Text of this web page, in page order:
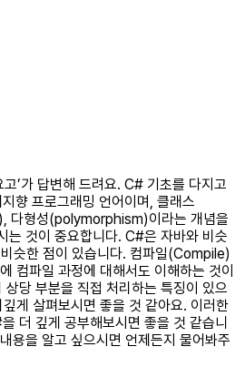
’가 답변해 드려요. C# 기초를 다지고
향 프로그래밍 언어이며, 클래스
형성(polymorphism)이라는 개념을
는 것이 중요합니다. C#은 자바와 비슷
슷한 점이 있습니다. 컴파일(Compile)
컴파일 과정에 대해서도 이해하는 것이
당 부분을 직접 처리하는 특징이 있으
게 살펴보시면 좋을 것 같아요. 이러한
더 깊게 공부해보시면 좋을 것 같습니
용을 알고 싶으시면 언제든지 물어봐주